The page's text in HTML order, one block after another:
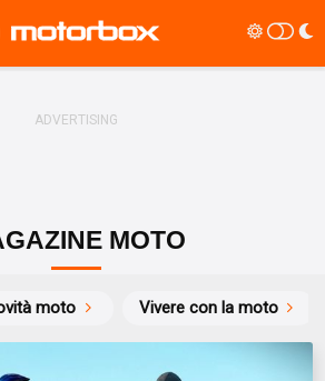
MOTO
moto Vivere con la moto